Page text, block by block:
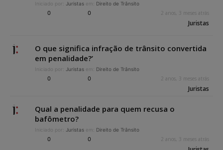
Iniciado por: Juristas em: Direito de Trânsito
0 0 2 anos, 3 meses atrás
Juristas
O que significa infração de trânsito convertida
em penalidade?’
Iniciado por: Juristas em: Direito de Trânsito
0 0 2 anos, 3 meses atrás
Juristas
Qual a penalidade para quem recusa o
bafômetro?
Iniciado por: Juristas em: Direito de Trânsito
0 0 2 anos, 3 meses atrás